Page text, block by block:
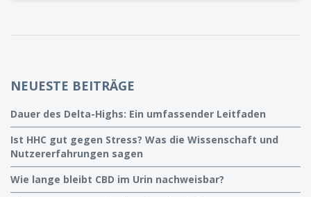
NEUESTE BEITRÄGE
Dauer des Delta-Highs: Ein umfassender Leitfaden
Ist HHC gut gegen Stress? Was die Wissenschaft und
Nutzererfahrungen sagen
Wie lange bleibt CBD im Urin nachweisbar?